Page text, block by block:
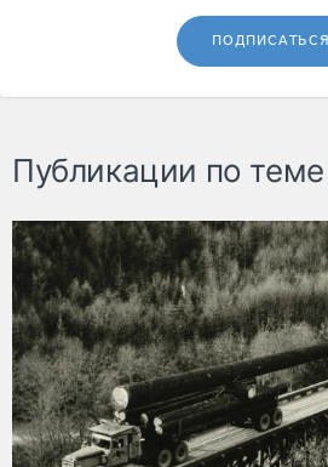
ПОДПИСАТЬСЯ
Публикации по теме